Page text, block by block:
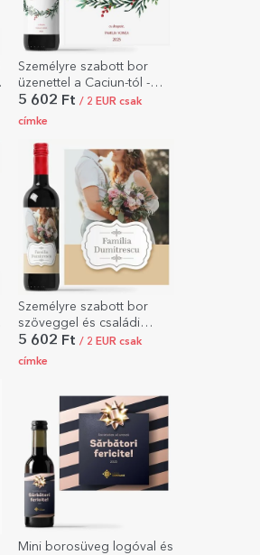
Személyre szabott bor
üzenettel a Caciun-tól -
Szeretettel
5 602 Ft/ 2 EUR csak
címke
Személyre szabott bor
szöveggel és családi
fotóval
5 602 Ft/ 2 EUR csak
címke
Mini borosüveg logóval és